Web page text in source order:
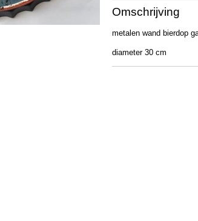
Productcode
EAN code
Afmetingen (l,b,h)
Omschrijving
metalen wand bierdop
diameter 30 cm